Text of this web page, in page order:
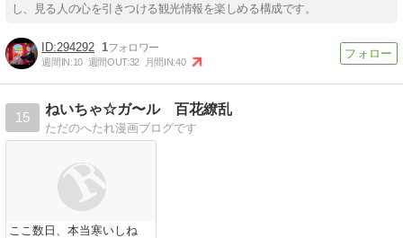
し、見る人の心を引きつける観光情報を楽しめる構成です。
294292 1
週間IN:10 週間OUT:32 月間IN:40
15
ねいちゃ☆ガ〜ル 百花繚乱
ただのへたれ漫画ブログです
ここ数日、本当寒いしね